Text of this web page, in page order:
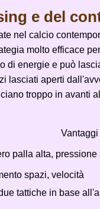
e del
nel calcio
molto efficace
di energie e può
lasciati aperti
troppo in avanti
Vantaggi
palla alta, pressione
spazi, velocità
tattiche in base